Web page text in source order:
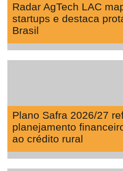
Radar AgTech LAC
startups e destaca
Brasil
Plano Safra 2026/27
planejamento
ao crédito rural